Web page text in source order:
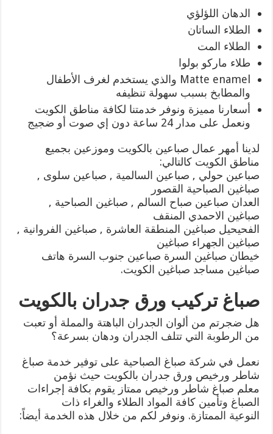
الدهان اللؤلؤي
الطلاء الساتان
الطلاء المت
طلاء ماركو بولوا
Matte enamel والذي يستخدم لغرف الأطفال
والمطابخ بسبب سهولة تنظيفه
أسعارنا مميزة ونوفر خدمتنا لكافة مناطق الكويت
ونعمل على مدار 24 ساعة دون إي صوت أو ضجيج
لدينا أمهر عمال صباعين بالكويت وموزعين بجميع
مناطق الكويت كالتالي:
صباعين حولي , صباعين السالمية , صباعين سلوى ,
صباغين الصباحية القصور
العدان صباعين صباح السالم , صباغين الصباحية ,
صباغين الاحمدي المنقف
الفحيحيل صباغين المنطقة العاشرة , صباغين الفروانية ,
صباغين الجهراء صباغين
خيطان صباغين السرة صباعين جنوب السرة هاتف
صباغين مساجد صباغين الكويت.
صباغ تركيب ورق جدران بالكويت
هل ضجرتم من ألوان الجدران الباهتة والمملة أو تعبت
من الرطوبة التي تتلف الجدران ودهان بسرعة؟
نعمل في شركة صباغ الصباحية على توفير خدمة صباغ
شاطر ورخيص ورق جدران بالكويت حيث نؤمن
معلم صباغ شاطر ورخيص ممتاز يقوم بكافة إجراءات
الصباغ وتأمين كافة المواد الطلاء والغراء ذات
النوعية الممتازة. ونوفر لكم من خلال هذه الخدمة أيضاً: